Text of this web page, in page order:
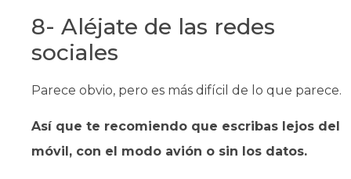
8- Aléjate de las redes
sociales
Parece obvio, pero es más difícil de lo que parece.
Así que te recomiendo que escribas lejos del
móvil, con el modo avión o sin los datos.